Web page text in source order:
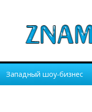
Западный шоу-бизнес